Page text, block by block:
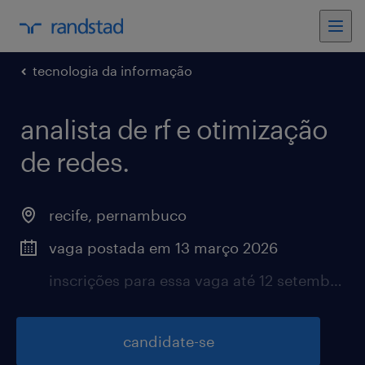
tecnologia da informação
analista de rf e otimização
de redes.
recife, pernambuco
vaga postada em 13 março 2026
inscrições para essa vaga até 12 setembro 2026
candidate-se